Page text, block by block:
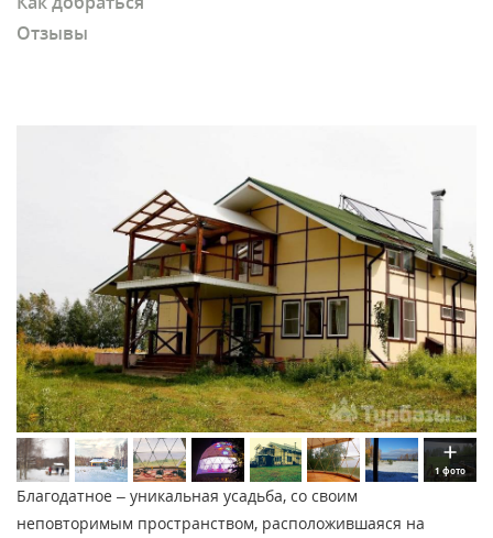
Отзывы
1 фото
Благодатное – уникальная усадьба, со своим
неповторимым пространством, расположившаяся на